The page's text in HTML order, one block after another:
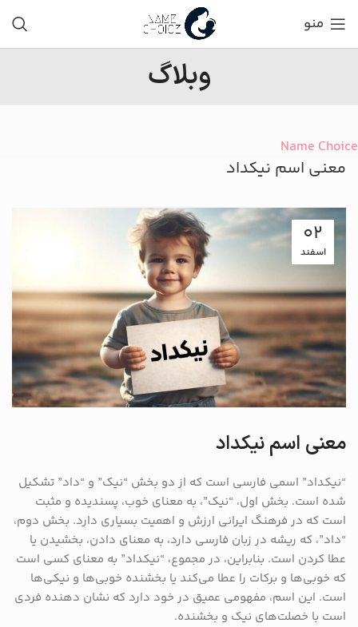
منو
وبلاگ
Name Choice
معنی اسم نیکداد
02
اسفند
معنی اسم نیکداد
“نیکداد” اسمی فارسی است که از دو بخش “نیک” و “داد” تشکیل
شده است. بخش اول، “نیک”، به معنای خوب، پسندیده و مثبت
است که در فرهنگ ایرانی ارزش و اهمیت بسیاری دارد. بخش دوم،
“داد”، که ریشه در زبان فارسی دارد، به معنای دادن، بخشیدن یا
عطا کردن است. بنابراین، در مجموع، “نیکداد” به معنای کسی است
که خوبی‌ها و برکات را عطا می‌کند یا بخشنده خوبی‌ها و نیکی‌ها
است. این اسم، مفهومی عمیق در خود دارد که نشان دهنده فردی
است با خصلت‌های نیک و بخشنده.